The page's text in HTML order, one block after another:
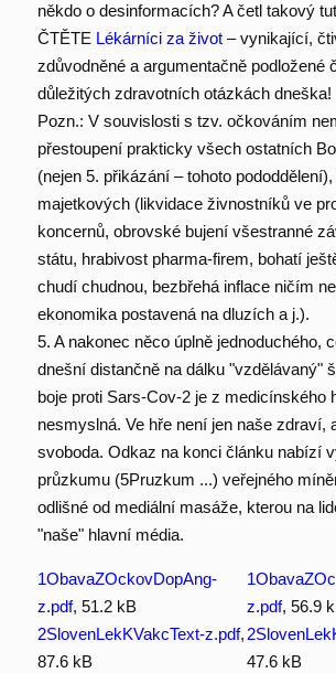
někdo o desinformacích? A četl takový
ČTĚTE Lékárníci za život– vynikající,
zdůvodněné a argumentačně podložené
důležitých zdravotních otázkách dneška!
Pozn.: V souvislosti s tzv. očkováním
přestoupení prakticky všech ostatních
(nejen 5. přikázání – tohoto pododdělení),
majetkových (likvidace živnostníků ve
koncernů, obrovské bujení všestranné
státu, hrabivost pharma-firem, bohatí
chudí chudnou, bezbřehá inflace ničím
ekonomika postavená na dluzích a j.).
5. A nakonec něco úplně jednoduchého,
dnešní distančně na dálku "vzdělávaný"
boje proti Sars-Cov-2 je z medicínského
nesmyslná. Ve hře není jen naše zdraví,
svoboda. Odkaz na konci článku nabízí
průzkumu (5Pruzkum ...) veřejného
odlišné od mediální masáže, kterou na
"naše" hlavní média.
1ObavaZOckovDopAng-
z.pdf, 51.2 kB
z.pdf, 56.9
2SlovenLekKVakcText-z.pdf,
87.6 kB
47.6 kB